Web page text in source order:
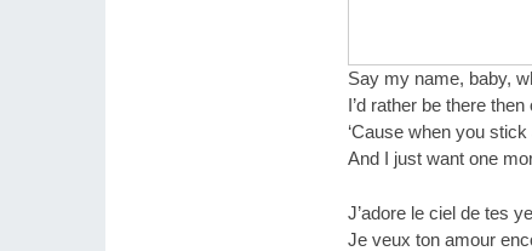
Say my name, baby,
I’d rather be there
‘Cause when you
And I just want one
J’adore le ciel de tes
Je veux ton amour